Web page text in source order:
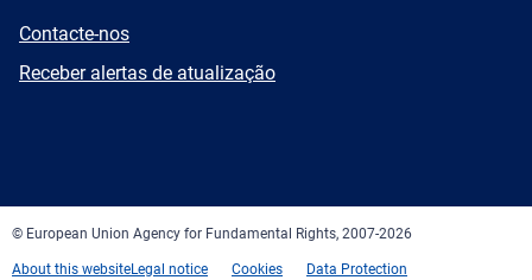
E-
Contacte-nos
Newsletter
Receber alertas de atualização
© European Union Agency for Fundamental Rights, 2007-2026
About this websiteLegal notice Cookies
Data Protection